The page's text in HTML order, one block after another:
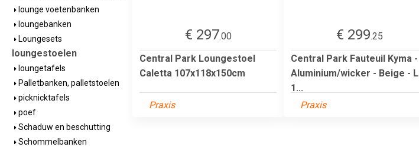
lounge voetenbanken
loungebanken
Loungesets
loungestoelen
loungetafels
Palletbanken, palletstoelen
picknicktafels
poef
Schaduw en beschutting
Schommelbanken
€ 297.00
Central Park Loungestoel
Caletta 107x118x150cm
Praxis
€ 299.25
Central Park Fauteuil Kyma -
Aluminium/wicker - Beige - L
1...
Praxis